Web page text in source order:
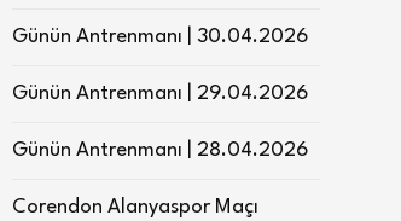
Günün Antrenmanı | 30.04.2026
Günün Antrenmanı | 29.04.2026
Günün Antrenmanı | 28.04.2026
Corendon Alanyaspor Maçı